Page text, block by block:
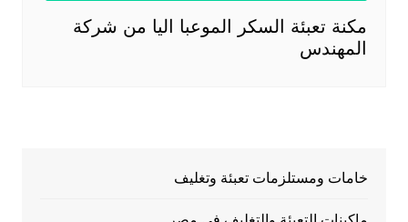
مكنة تعبئة السكر الموعبا اليا من شركة
المهندس
خامات ومستلزمات تعبئة وتغليف